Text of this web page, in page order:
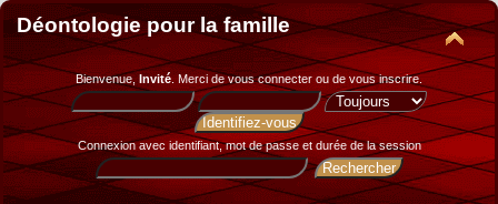
Déontologie pour la famille
Bienvenue, Invité. Merci devous connecter ou de vous inscrire.
Connexion avec identifiant, mot de passe et durée de la session